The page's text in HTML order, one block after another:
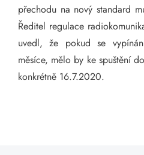
přechodu na nový standard
Ředitel regulace
uvedl, že pokud se
měsíce, mělo by ke spuštění
konkrétně 16.7.2020.